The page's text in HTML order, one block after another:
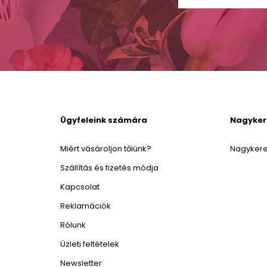
Ügyfeleink számára
Miért vásároljon tőlünk?
Szállítás és fizetés módja
Kapcsolat
Reklamációk
Rólunk
Üzleti feltételek
Newsletter